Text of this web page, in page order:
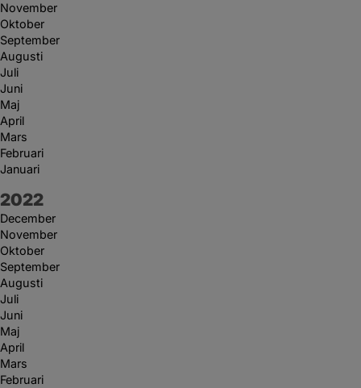
November
Oktober
September
Augusti
Juli
Juni
Maj
April
Mars
Februari
Januari
År:
2022
December
November
Oktober
September
Augusti
Juli
Juni
Maj
April
Mars
Februari